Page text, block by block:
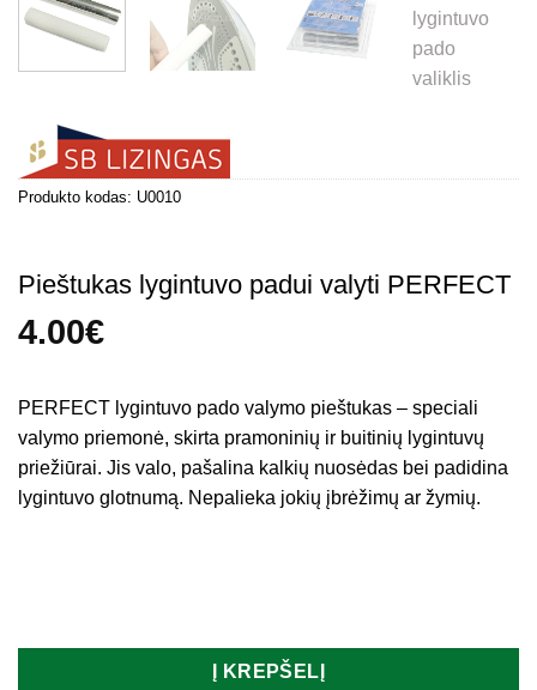
Produkto kodas: U0010
Pieštukas lygintuvo padui valyti PERFECT
4.00€
PERFECT lygintuvo pado valymo pieštukas – speciali
valymo priemonė, skirta pramoninių ir buitinių lygintuvų
priežiūrai. Jis valo, pašalina kalkių nuosėdas bei padidina
lygintuvo glotnumą. Nepalieka jokių įbrėžimų ar žymių.
Į KREPŠELĮ